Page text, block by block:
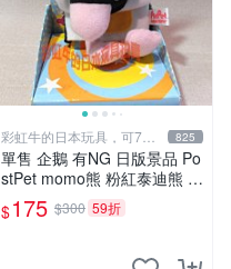
彩虹牛的日本玩具，可7取
付
825
單售 企鵝 有NG 日版景品 Po
stPet momo熊 粉紅泰迪熊 娃
娃 布偶 手指頭 娃娃
$175 $300 59折